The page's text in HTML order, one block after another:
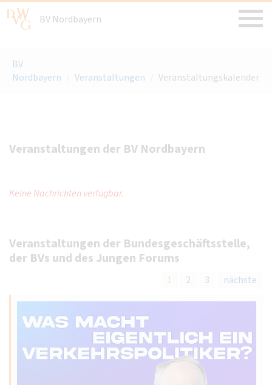
BV Nordbayern
BV
Nordbayern
Veranstaltungen Veranstaltungskalender
Veranstaltungen der BV Nordbayern
Keine Nachrichten verfügbar.
Veranstaltungen der Bundesgeschäftsstelle,
der BVs und des Jungen Forums
1 2 3 nächste